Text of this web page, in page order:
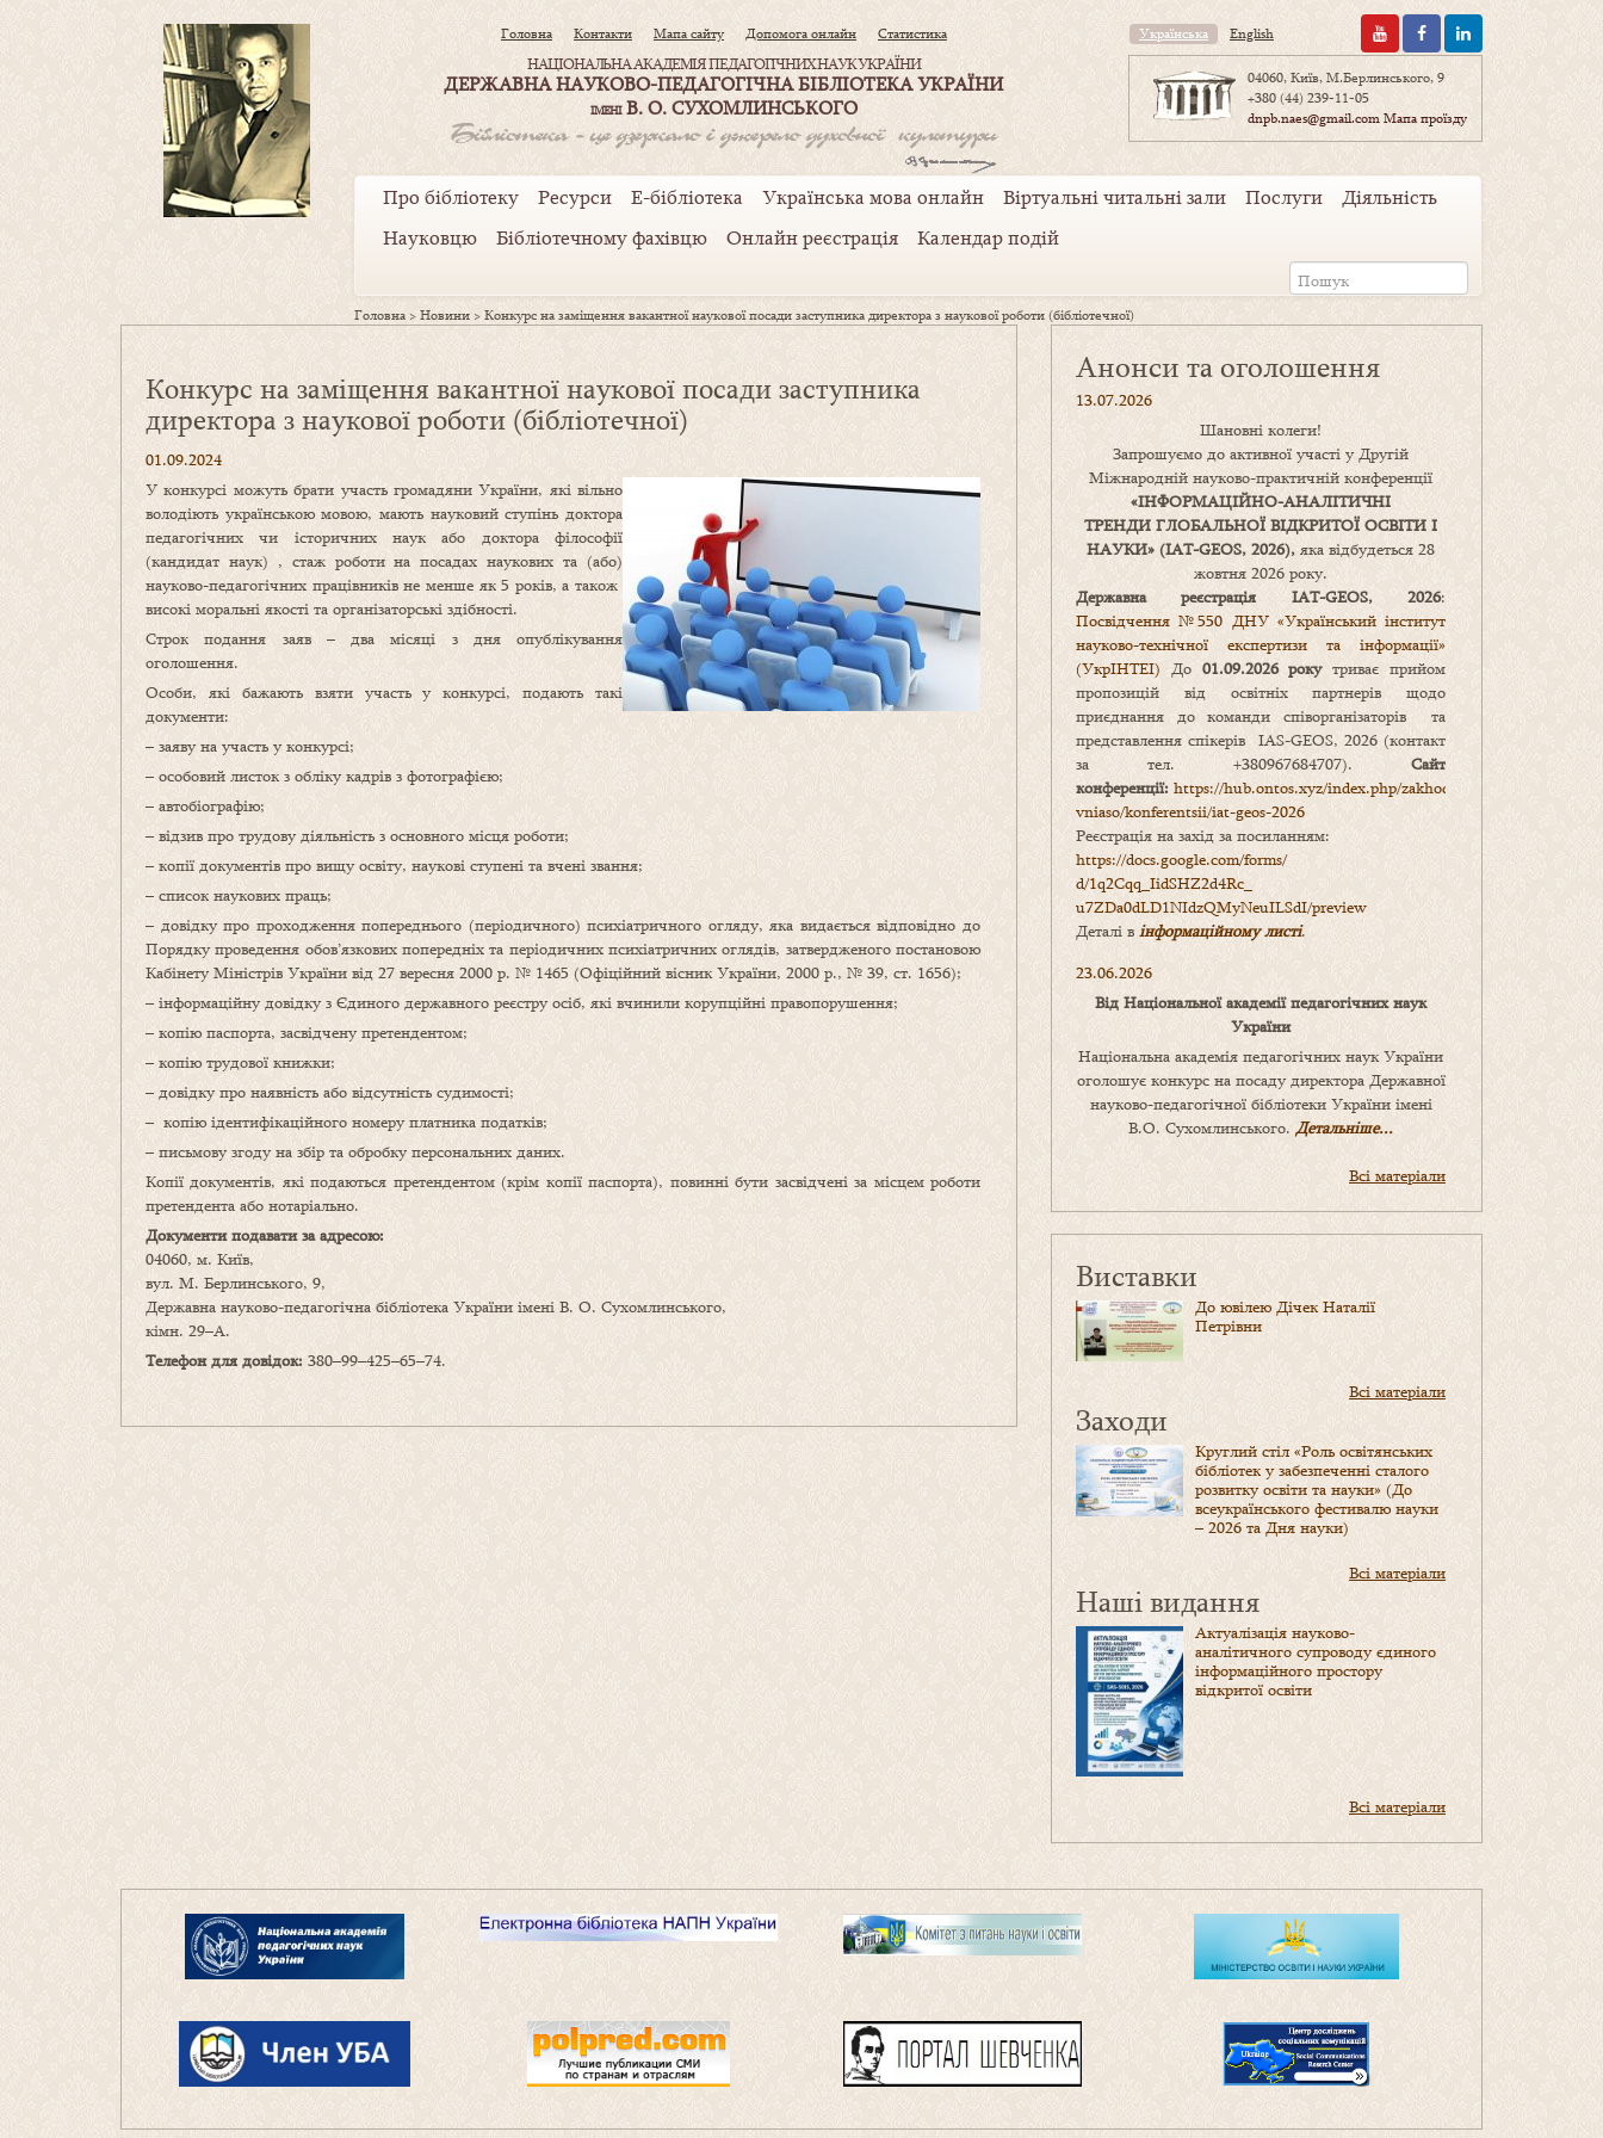
Головна Контакти Мапа сайту Допомога онлайн Статистика
НАЦІОНАЛЬНА АКАДЕМІЯ ПЕДАГОГІЧНИХ НАУК УКРАЇНИ
ДЕРЖАВНА НАУКОВО-ПЕДАГОГІЧНА БІБЛІОТЕКА УКРАЇНИ
ІМЕНІВ. О. СУХОМЛИНСЬКОГО
Українська English
04060, Київ, М.Берлинського, 9
+380 (44) 239-11-05
dnpb.naes@gmail.comМапа проїзду
Про бібліотеку Ресурси Е-бібліотека Українська мова онлайн Віртуальні читальні зали Послуги
Діяльність
Науковцю
Бібліотечному фахівцю Онлайн реєстрація Календар подій
Головна >Новини >Конкурс на заміщення вакантної наукової посади заступника директора з наукової роботи (бібліотечної)
Конкурс на заміщення вакантної наукової посади заступника
директора з наукової роботи (бібліотечної)
01.09.2024
У конкурсі можуть брати участь громадяни України, які вільно
володіють українською мовою, мають науковий ступінь доктора
педагогічних чи історичних наук або доктора філософії
(кандидат наук) , стаж роботи на посадах наукових та (або)
науково-педагогічних працівників не менше як 5 років, а також
високі моральні якості та організаторські здібності.
Строк подання заяв – два місяці з дня опублікування
оголошення.
Особи, які бажають взяти участь у конкурсі, подають такі
документи:
– заяву на участь у конкурсі;
– особовий листок з обліку кадрів з фотографією;
– автобіографію;
– відзив про трудову діяльність з основного місця роботи;
– копії документів про вищу освіту, наукові ступені та вчені звання;
– список наукових праць;
– довідку про проходження попереднього (періодичного) психіатричного огляду, яка видається відповідно до
Порядку проведення обов’язкових попередніх та періодичних психіатричних оглядів, затвердженого постановою
Кабінету Міністрів України від 27 вересня 2000 р. № 1465 (Офіційний вісник України, 2000 р., № 39, ст. 1656);
– інформаційну довідку з Єдиного державного реєстру осіб, які вчинили корупційні правопорушення;
– копію паспорта, засвідчену претендентом;
– копію трудової книжки;
– довідку про наявність або відсутність судимості;
– копію ідентифікаційного номеру платника податків;
– письмову згоду на збір та обробку персональних даних.
Копії документів, які подаються претендентом (крім копії паспорта), повинні бути засвідчені за місцем роботи
претендента або нотаріально.
Документи подавати за адресою:
04060, м. Київ,
вул. М. Берлинського, 9,
Державна науково-педагогічна бібліотека України імені В. О. Сухомлинського,
кімн. 29–А.
Телефон для довідок: 380–99–425–65–74.
Анонси та оголошення
13.07.2026
Шановні колеги!
Запрошуємо до активної участі у Другій
Міжнародній науково-практичній конференції
«ІНФОРМАЦІЙНО-АНАЛІТИЧНІ
ТРЕНДИ ГЛОБАЛЬНОЇ ВІДКРИТОЇ ОСВІТИ І
НАУКИ» (IAT-GEOS, 2026), яка відбудеться 28
жовтня 2026 року.
Державна реєстрація IAT-GEOS, 2026:
Посвідчення №550 ДНУ «Український інститут
науково-технічної експертизи та інформації»
(УкрІНТЕІ) До 01.09.2026 рокутриває прийом
пропозицій від освітніх партнерів щодо
приєднання до команди співорганізаторів та
представлення спікерів IAS-GEOS, 2026 (контакт
за тел. +380967684707). Сайт
конференції: https://hub.ontos.xyz/index.php/zakhody-
vniaso/konferentsii/iat-geos-2026
Реєстрація на захід за посиланням:
https://docs.google.com/forms/
d/1q2Cqq_IidSHZ2d4Rc_
u7ZDa0dLD1NIdzQMyNeuILSdI/preview
Деталі в інформаційному листі.
23.06.2026
Від Національної академії педагогічних наук
України
Національна академія педагогічних наук України
оголошує конкурс на посаду директора Державної
науково-педагогічної бібліотеки України імені
В.О. Сухомлинського. Детальніше...
Всі матеріали
Виставки
До ювілею Дічек Наталії
Петрівни
Всі матеріали
Заходи
Круглий стіл «Роль освітянських
бібліотек у забезпеченні сталого
розвитку освіти та науки» (До
всеукраїнського фестивалю науки
– 2026 та Дня науки)
Всі матеріали
Наші видання
Актуалізація науково-
аналітичного супроводу єдиного
інформаційного простору
відкритої освіти
Всі матеріали